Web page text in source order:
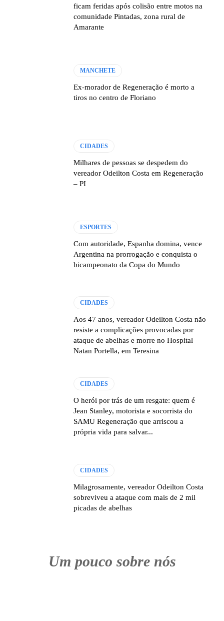
ficam feridas após colisão entre motos na
comunidade Pintadas, zona rural de
Amarante
MANCHETE
Ex-morador de Regeneração é morto a
tiros no centro de Floriano
CIDADES
Milhares de pessoas se despedem do
vereador Odeilton Costa em Regeneração
– PI
ESPORTES
Com autoridade, Espanha domina, vence
Argentina na prorrogação e conquista o
bicampeonato da Copa do Mundo
CIDADES
Aos 47 anos, vereador Odeilton Costa não
resiste a complicações provocadas por
ataque de abelhas e morre no Hospital
Natan Portella, em Teresina
CIDADES
O herói por trás de um resgate: quem é
Jean Stanley, motorista e socorrista do
SAMU Regeneração que arriscou a
própria vida para salvar...
CIDADES
Milagrosamente, vereador Odeilton Costa
sobreviveu a ataque com mais de 2 mil
picadas de abelhas
Um pouco sobre nós